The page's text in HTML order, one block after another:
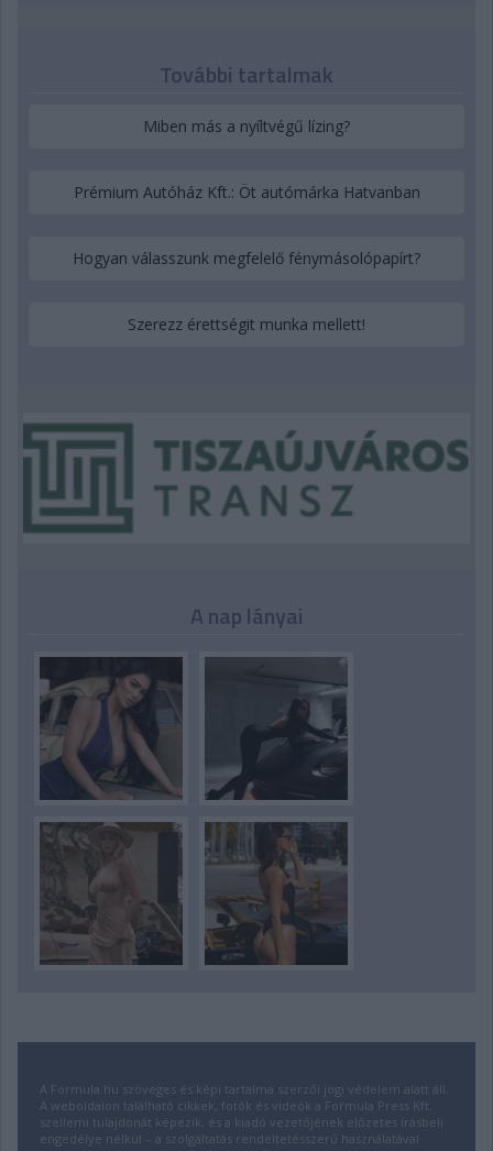
További tartalmak
Miben más a nyíltvégű lízing?
Prémium Autóház Kft.: Öt autómárka Hatvanban
Hogyan válasszunk megfelelő fénymásolópapírt?
Szerezz érettségit munka mellett!
A nap lányai
A Formula.hu szöveges és képi tartalma szerzői jogi védelem alatt áll.
A weboldalon található cikkek, fotók és videók a Formula Press Kft.
szellemi tulajdonát képezik, és a kiadó vezetőjének előzetes írásbeli
engedélye nélkül – a szolgáltatás rendeltetésszerű használatával